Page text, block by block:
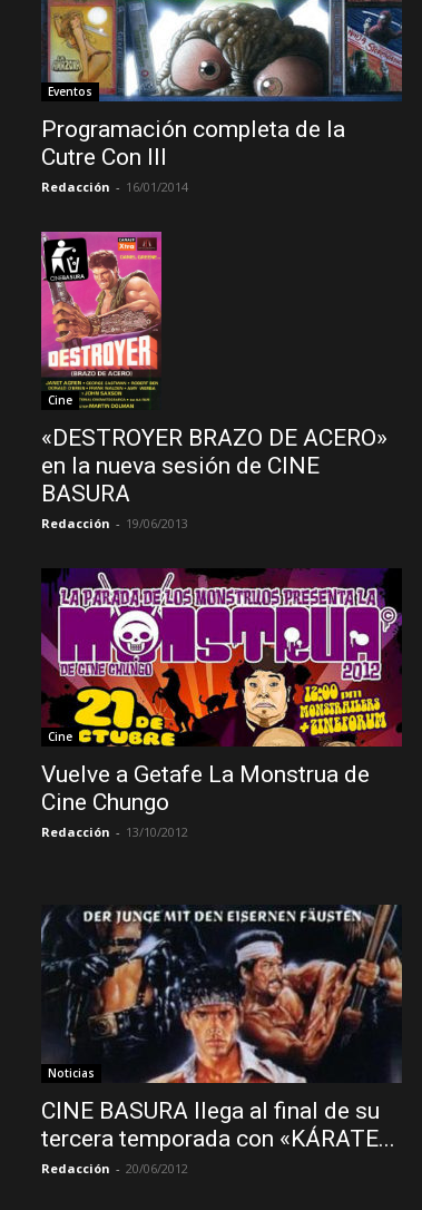
Eventos
Programación completa de la
Cutre Con III
Redacción - 16/01/2014
Cine
«DESTROYER BRAZO DE ACERO»
en la nueva sesión de CINE
BASURA
Redacción - 19/06/2013
Cine
Vuelve a Getafe La Monstrua de
Cine Chungo
Redacción - 13/10/2012
Noticias
CINE BASURA llega al final de su
tercera temporada con «KÁRATE...
Redacción - 20/06/2012